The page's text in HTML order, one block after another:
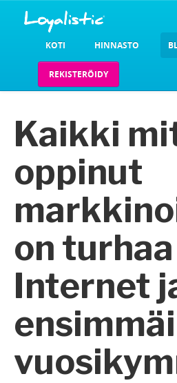
KOTI HINNASTO
REKISTERÖIDY
Kaikki
oppinut
on turhaa
Internet